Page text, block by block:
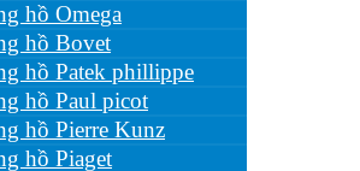
hồ Omega
hồ Bovet
hồ Patek phillippe
hồ Paul picot
hồ Pierre Kunz
hồ Piaget